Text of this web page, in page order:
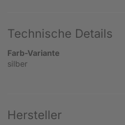
Technische Details
Farb-Variante
silber
Hersteller